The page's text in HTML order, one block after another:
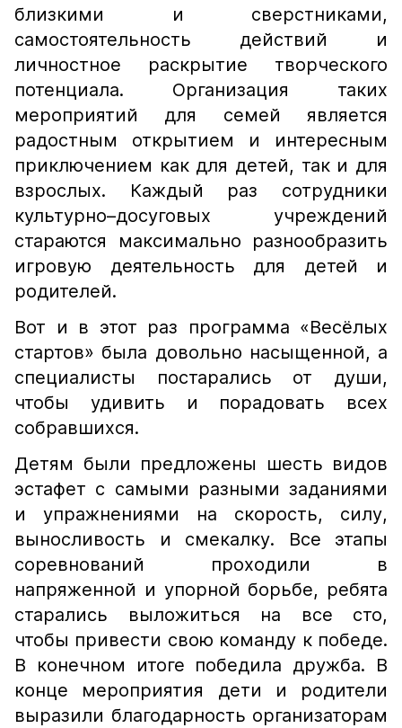
близкими и сверстниками,
самостоятельность действий и
личностное раскрытие творческого
потенциала. Организация таких
мероприятий для семей является
радостным открытием и интересным
приключением как для детей, так и для
взрослых. Каждый раз сотрудники
культурно–досуговых учреждений
стараются максимально разнообразить
игровую деятельность для детей и
родителей.
Вот и в этот раз программа «Весёлых
стартов» была довольно насыщенной, а
специалисты постарались от души,
чтобы удивить и порадовать всех
собравшихся.
Детям были предложены шесть видов
эстафет с самыми разными заданиями
и упражнениями на скорость, силу,
выносливость и смекалку. Все этапы
соревнований проходили в
напряженной и упорной борьбе, ребята
старались выложиться на все сто,
чтобы привести свою команду к победе.
В конечном итоге победила дружба. В
конце мероприятия дети и родители
выразили благодарность организаторам